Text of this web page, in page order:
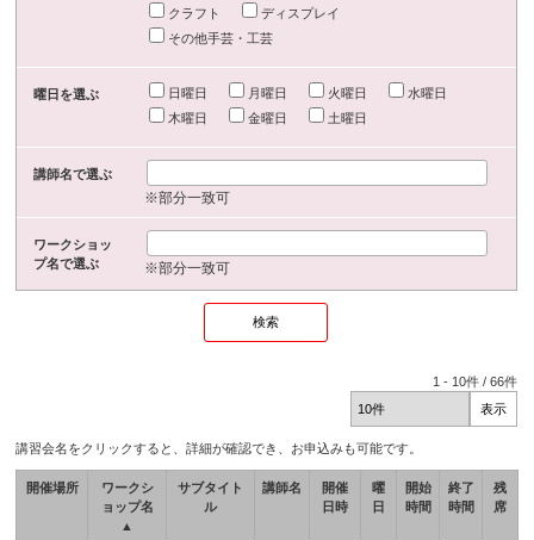
クラフト
ディスプレイ
その他手芸・工芸
曜日を選ぶ 日曜日 月曜日 火曜日
水曜日
木曜日
金曜日 土曜日
講師名で選ぶ
※部分一致可
ワークショッ
プ名で選ぶ
※部分一致可
1 - 10件 /66件
講習会名をクリックすると、詳細が確認でき、お申込みも可能です。
開催場所
ワークシ
ョップ名
▲
サブタイト
ル
講師名
開催
日時
曜
日
開始
時間
終了
時間
残
席